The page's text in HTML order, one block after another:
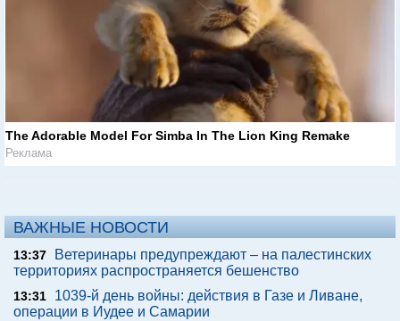
The Adorable Model For Simba In The Lion King Remake
Реклама
ВАЖНЫЕ НОВОСТИ
13:37
Ветеринары предупреждают – на палестинских
территориях распространяется бешенство
13:31
1039-й день войны: действия в Газе и Ливане,
операции в Иудее и Самарии